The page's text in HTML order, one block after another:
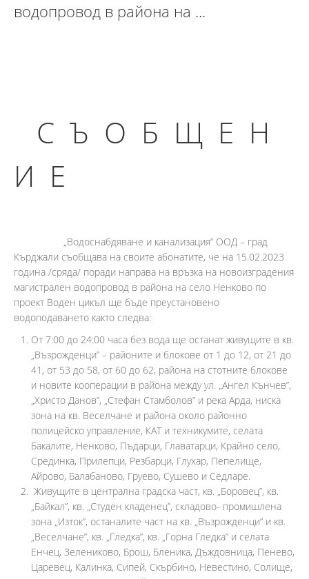
водопровод в района на ...
С Ъ О Б Щ Е Н
И Е
„Водоснабдяване и канализация” ООД – град
Кърджали съобщава на своите абонатите, че на 15.02.2023
година /сряда/ поради направа на връзка на новоизградения
магистрален водопровод в района на село Ненково по
проект Воден цикъл ще бъде преустановено
водоподаването както следва:
От 7:00 до 24:00 часа без вода ще останат живущите в кв.
„Възрожденци” – районите и блокове от 1 до 12, от 21 до
41, от 53 до 58, от 60 до 62, района на стотните блокове
и новите кооперации в района между ул. „Ангел Кънчев”,
„Христо Данов”, „Стефан Стамболов” и река Арда, ниска
зона на кв. Веселчане и района около районно
полицейско управление, КАТ и техникумите, селата
Бакалите, Ненково, Пъдарци, Главатарци, Крайно село,
Срединка, Прилепци, Резбарци, Глухар, Пепелище,
Айрово, Балабаново, Груево, Сушево и Седларе.
Живущите в централна градска част, кв. „Боровец”, кв.
„Байкал”, кв. „Студен кладенец”, складово- промишлена
зона „Изток”, останалите част на кв. „Възрожденци” и кв.
„Веселчане”, кв. „Гледка”, кв. „Горна Гледка” и селата
Енчец, Зелениково, Брош, Бленика, Дъждовница, Пенево,
Царевец, Калинка, Сипей, Скърбино, Невестино, Солище,